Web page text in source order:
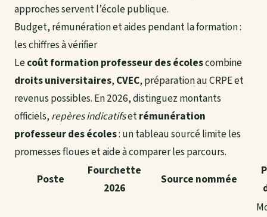
approches servent l’école publique.
Budget, rémunération et aides pendant la formation :
les chiffres à vérifier
Lecoût formation professeur des écolescombine
droits universitaires,CVEC, préparation au CRPE et
revenus possibles. En 2026, distinguez montants
officiels,repères indicatifsetrémunération
professeur des écoles: un tableau sourcé limite les
promesses floues et aide à comparer les parcours.
Poste
Fourchette
2026
Source nommée